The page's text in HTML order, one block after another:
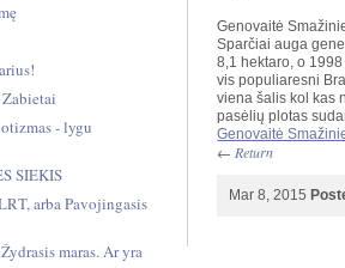
Genovaitė
Sparčiai auga
8,1 hektaro, o
vis populiaresni
viena šalis kol kas
pasėlių plotas
Genovaitė
← Return
Mar 8, 2015
- lygu
SIEKIS
arba Pavojingasis
maras. Ar yra